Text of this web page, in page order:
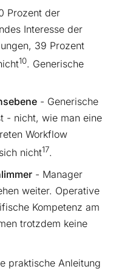
Prozent der
Interesse der
39 Prozent
10. Generische
- Generische
- nicht, wie man eine
Workflow
nicht17.
- Manager
weiter. Operative
Kompetenz am
trotzdem keine
praktische Anleitung